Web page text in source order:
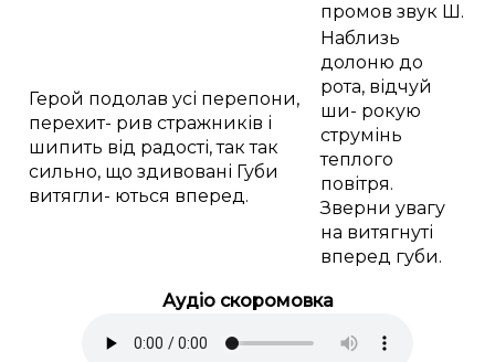
промов звук Ш.
Герой подолав усі перепони,
перехит- рив стражників і
шипить від радості, так так
сильно, що здивовані Губи
витягли- ються вперед.
Наблизь
долоню до
рота, відчуй
ши- рокую
струмінь
теплого
повітря.
Зверни увагу
на витягнуті
вперед губи.
Аудіо скоромовка